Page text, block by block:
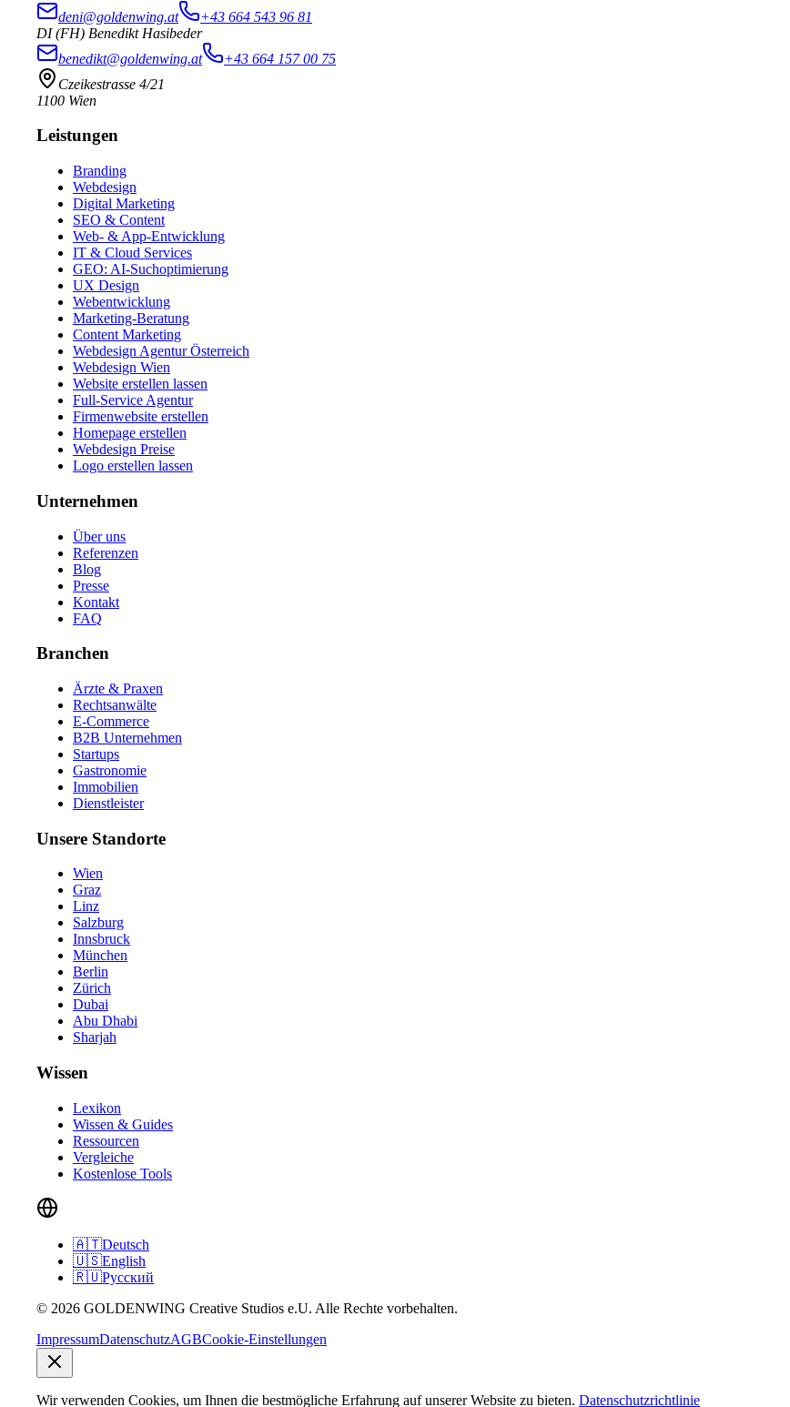
deni@goldenwing.at
+43 664 543 96 81
DI (FH) Benedikt Hasibeder
benedikt@goldenwing.at
+43 664 157 00 75
Czeikestrasse 4/21
1100 Wien
Leistungen
Branding
Webdesign
Digital Marketing
SEO & Content
Web- & App-Entwicklung
IT & Cloud Services
GEO: AI-Suchoptimierung
UX Design
Webentwicklung
Marketing-Beratung
Content Marketing
Webdesign Agentur Österreich
Webdesign Wien
Website erstellen lassen
Full-Service Agentur
Firmenwebsite erstellen
Homepage erstellen
Webdesign Preise
Logo erstellen lassen
Unternehmen
Über uns
Referenzen
Blog
Presse
Kontakt
FAQ
Branchen
Ärzte & Praxen
Rechtsanwälte
E-Commerce
B2B Unternehmen
Startups
Gastronomie
Immobilien
Dienstleister
Unsere Standorte
Wien
Graz
Linz
Salzburg
Innsbruck
München
Berlin
Zürich
Dubai
Abu Dhabi
Sharjah
Wissen
Lexikon
Wissen & Guides
Ressourcen
Vergleiche
Kostenlose Tools
🇦🇹Deutsch
🇺🇸English
🇷🇺Русский
© 2026 GOLDENWING Creative Studios e.U. Alle Rechte vorbehalten.
ImpressumDatenschutzAGBCookie-Einstellungen
Wir verwenden Cookies, um Ihnen die bestmögliche Erfahrung auf unserer Website zu bieten. Datenschutzrichtlinie